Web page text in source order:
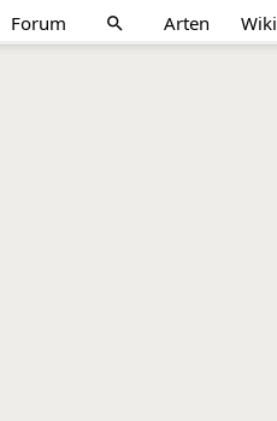
Forum search Arten Wiki